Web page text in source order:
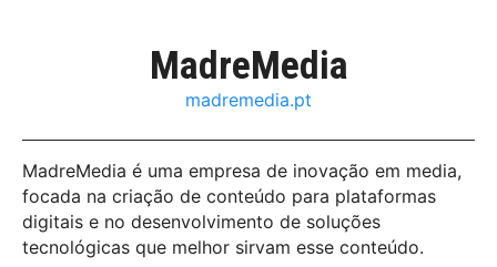
MadreMedia
madremedia.pt
MadreMedia é uma empresa de inovação em media,
focada na criação de conteúdo para plataformas
digitais e no desenvolvimento de soluções
tecnológicas que melhor sirvam esse conteúdo.